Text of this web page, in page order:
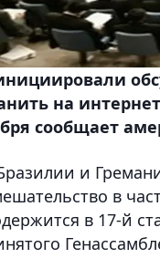
на
сообщает
и
в
в 17-й